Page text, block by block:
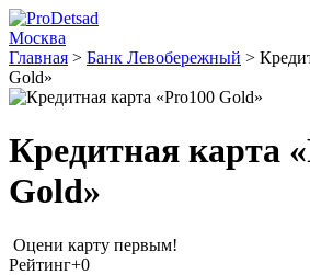
Москва
Главная > Банк Левобережный >
Gold»
Кредитная карта
Gold»
Оцени карту первым!
Рейтинг+0